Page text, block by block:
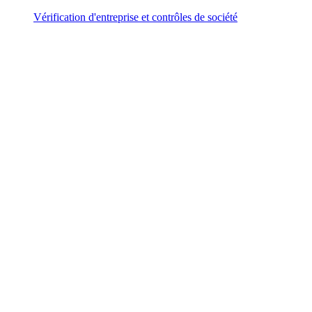
Vérification d'entreprise et contrôles de société